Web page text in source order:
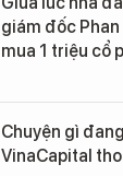
giám đốc
mua 1 triệu cổ
Chuyện gì
VinaCapital